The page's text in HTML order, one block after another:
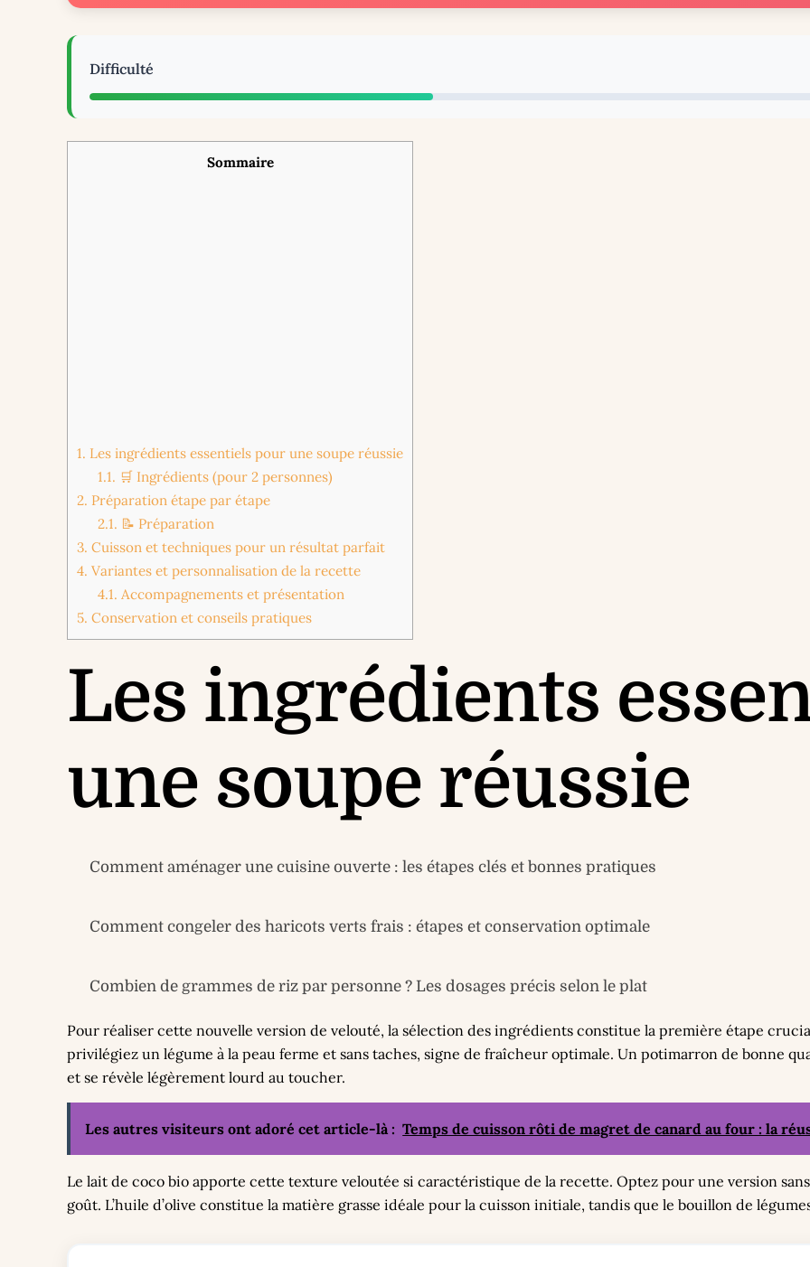
Difficulté
Sommaire
1. Les ingrédients essentiels pour une soupe réussie
1.1. 🛒 Ingrédients (pour 2 personnes)
2. Préparation étape par étape
2.1. 📝 Préparation
3. Cuisson et techniques pour un résultat parfait
4. Variantes et personnalisation de la recette
4.1. Accompagnements et présentation
5. Conservation et conseils pratiques
Les ingrédients
une soupe réussie
Comment aménager une cuisine ouverte : les étapes clés et bonnes pratiques
Comment congeler des haricots verts frais : étapes et conservation optimale
Combien de grammes de riz par personne ? Les dosages précis selon le plat
Pour réaliser cette nouvelle version de velouté, la sélection des ingrédients constitue la première étape
privilégiez un légume à la peau ferme et sans taches, signe de fraîcheur optimale. Un potimarron de bonne
et se révèle légèrement lourd au toucher.
Les autres visiteurs ont adoré cet article-là : Temps de cuisson rôti de magret de canard au four : la
Le lait de coco bio apporte cette texture veloutée si caractéristique de la recette. Optez pour une version
goût. L’huile d’olive constitue la matière grasse idéale pour la cuisson initiale, tandis que le bouillon de